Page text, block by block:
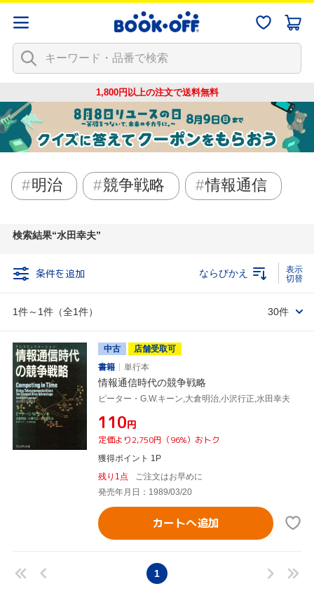
1,800円以上の注文で送料無料
明治 競争戦略 情報通信
検索結果 水田幸夫
条件を追加
1件～1件（全1件）
ならびかえ
30件
中古
店舗受取可
書籍
単行本
情報通信時代の競争戦略
ピーター・G.W.キーン,大倉明治,小沢行正,水田幸夫
¥110円
定価より2,750円（96%）おトク
獲得ポイント 1P
残り1点
ご注文はお早めに
発売年月日：1989/03/20
カートへ追加
1